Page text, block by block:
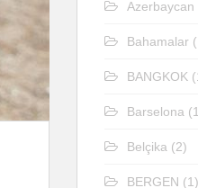
Azerbaycan
Bahamalar
BANGKOK
Barselona
Belçika (2)
BERGEN (1)